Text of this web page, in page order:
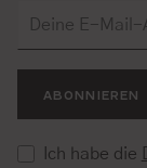
ABONNIEREN
Ich habe die